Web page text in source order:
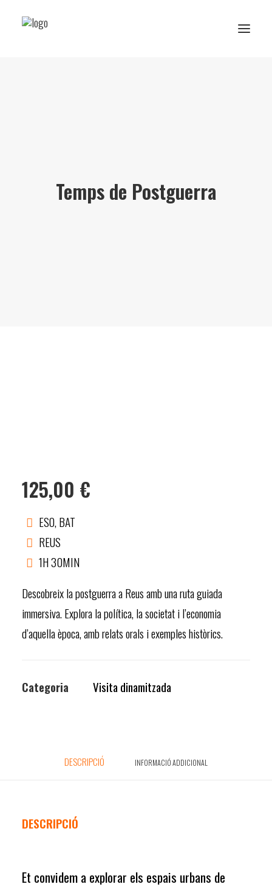
Temps de Postguerra
125,00 €
ESO, BAT
REUS
1H 30MIN
Descobreix la postguerra a Reus amb una ruta guiada
immersiva. Explora la política, la societat i l’economia
d’aquella època, amb relats orals i exemples històrics.
Categoria Visita dinamitzada
DESCRIPCIÓ INFORMACIÓ ADDICIONAL
DESCRIPCIÓ
Et convidem a explorar els espais urbans de